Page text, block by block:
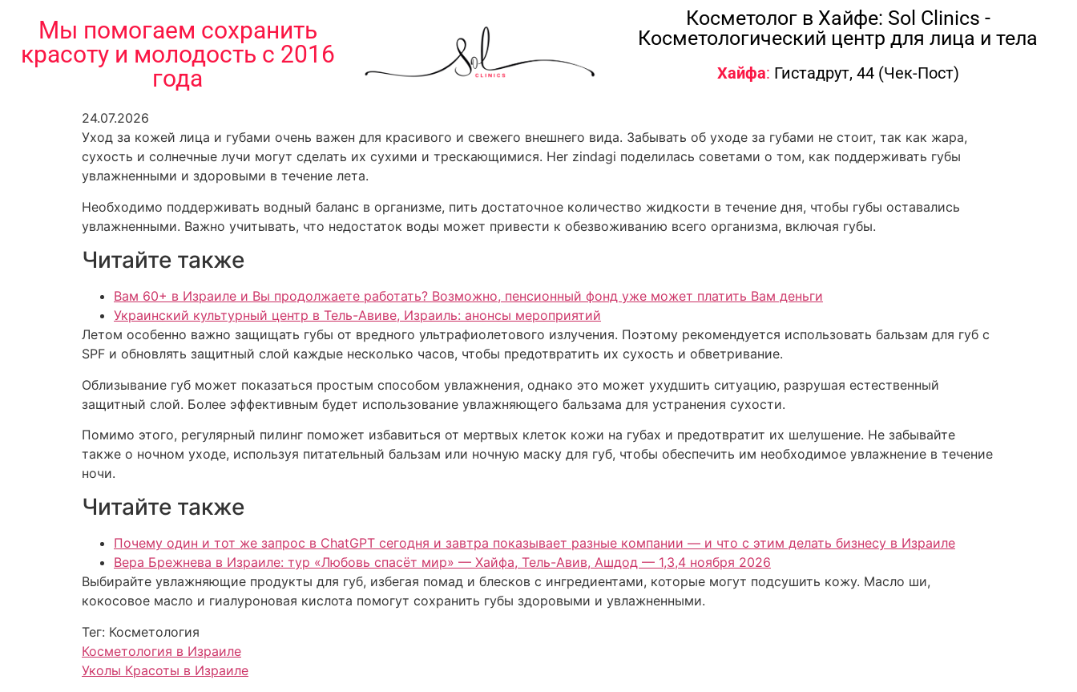
Мы помогаем сохранить
красоту и молодость с 2016
года
Косметолог в Хайфе: Sol Clinics -
Косметологический центр для лица и тела
Хайфа: Гистадрут, 44 (Чек-Пост)
24.07.2026
Уход за кожей лица и губами очень важен для красивого и свежего внешнего вида. Забывать об уходе за губами не стоит, так как жара,
сухость и солнечные лучи могут сделать их сухими и трескающимися. Her zindagi поделилась советами о том, как поддерживать губы
увлажненными и здоровыми в течение лета.
Необходимо поддерживать водный баланс в организме, пить достаточное количество жидкости в течение дня, чтобы губы оставались
увлажненными. Важно учитывать, что недостаток воды может привести к обезвоживанию всего организма, включая губы.
Читайте также
Вам 60+ в Израиле и Вы продолжаете работать? Возможно, пенсионный фонд уже может платить Вам деньги
Украинский культурный центр в Тель-Авиве, Израиль: анонсы мероприятий
Летом особенно важно защищать губы от вредного ультрафиолетового излучения. Поэтому рекомендуется использовать бальзам для губ с
SPF и обновлять защитный слой каждые несколько часов, чтобы предотвратить их сухость и обветривание.
Облизывание губ может показаться простым способом увлажнения, однако это может ухудшить ситуацию, разрушая естественный
защитный слой. Более эффективным будет использование увлажняющего бальзама для устранения сухости.
Помимо этого, регулярный пилинг поможет избавиться от мертвых клеток кожи на губах и предотвратит их шелушение. Не забывайте
также о ночном уходе, используя питательный бальзам или ночную маску для губ, чтобы обеспечить им необходимое увлажнение в течение
ночи.
Читайте также
Почему один и тот же запрос в ChatGPT сегодня и завтра показывает разные компании — и что с этим делать бизнесу в Израиле
Вера Брежнева в Израиле: тур «Любовь спасёт мир» — Хайфа, Тель-Авив, Ашдод — 1,3,4 ноября 2026
Выбирайте увлажняющие продукты для губ, избегая помад и блесков с ингредиентами, которые могут подсушить кожу. Масло ши,
кокосовое масло и гиалуроновая кислота помогут сохранить губы здоровыми и увлажненными.
Тег: Косметология
Косметология в Израиле
Уколы Красоты в Израиле